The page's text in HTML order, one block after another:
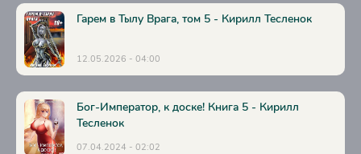
36
37
38
40
41
Гарем в Тылу Врага, том 5 - Кирилл Тесленок
12.05.2026 - 04:00
Бог-Император, к доске! Книга 5 - Кирилл
Тесленок
07.04.2024 - 02:02